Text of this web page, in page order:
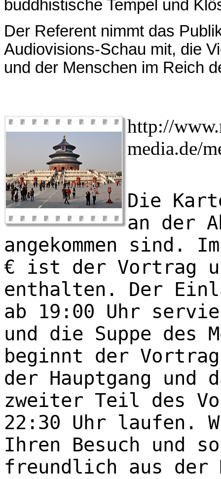
buddhistische Tempel und
Der Referent nimmt das
Audiovisions-Schau mit, die
und der Menschen im Reich
http://
media.de/
Die
an der
angekommen sind.
€ ist der Vortrag
enthalten. Der
ab 19:00 Uhr
und die Suppe des
beginnt der
der Hauptgang und
zweiter Teil des
22:30 Uhr laufen.
Ihren Besuch und
freundlich aus der